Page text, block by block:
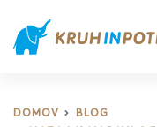
DOMOV
BLOG